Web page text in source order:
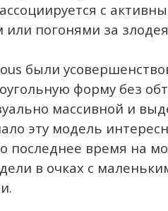
с
или погонями за
были
форму без
массивной и
эту модель
последнее время на
в очках с